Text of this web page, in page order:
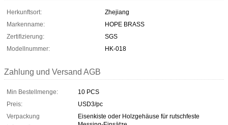
Herkunftsort:
Zhejiang
Markenname:
HOPE BRASS
Zertifizierung:
SGS
Modellnummer:
HK-018
Zahlung und Versand AGB
Min Bestellmenge:
10 PCS
Preis:
USD3/pc
Verpackung
Eisenkiste oder Holzgehäuse für rutschfeste